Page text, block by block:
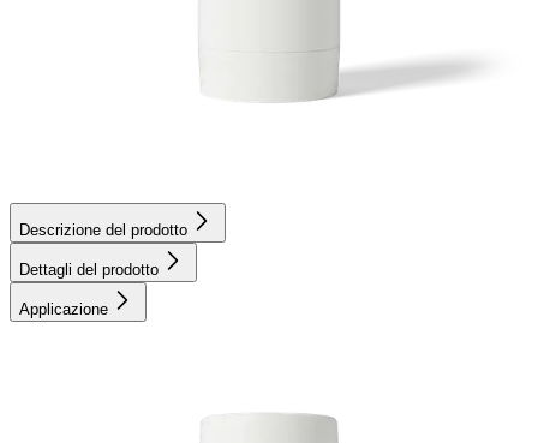
Descrizione del prodotto
Dettagli del prodotto
Applicazione